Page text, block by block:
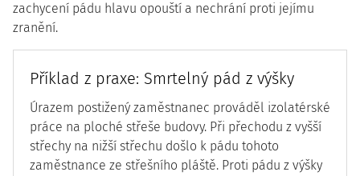
zachycení pádu hlavu opouští a nechrání proti jejímu
zranění.
Příklad z praxe: Smrtelný pád z výšky
Úrazem postižený zaměstnanec prováděl izolatérské
práce na ploché střeše budovy. Při přechodu z vyšší
střechy na nižší střechu došlo k pádu tohoto
zaměstnance ze střešního pláště. Proti pádu z výšky